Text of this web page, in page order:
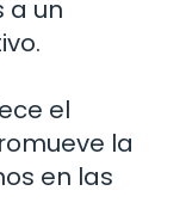
a un
el
la
en las